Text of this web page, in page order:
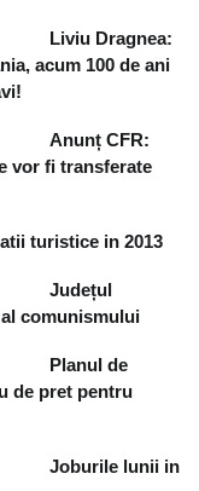
Liviu Dragnea:
acum 100 de ani
Anunț CFR:
vor fi transferate
turistice in 2013
Județul
comunismului
Planul de
de pret pentru
Joburile lunii in